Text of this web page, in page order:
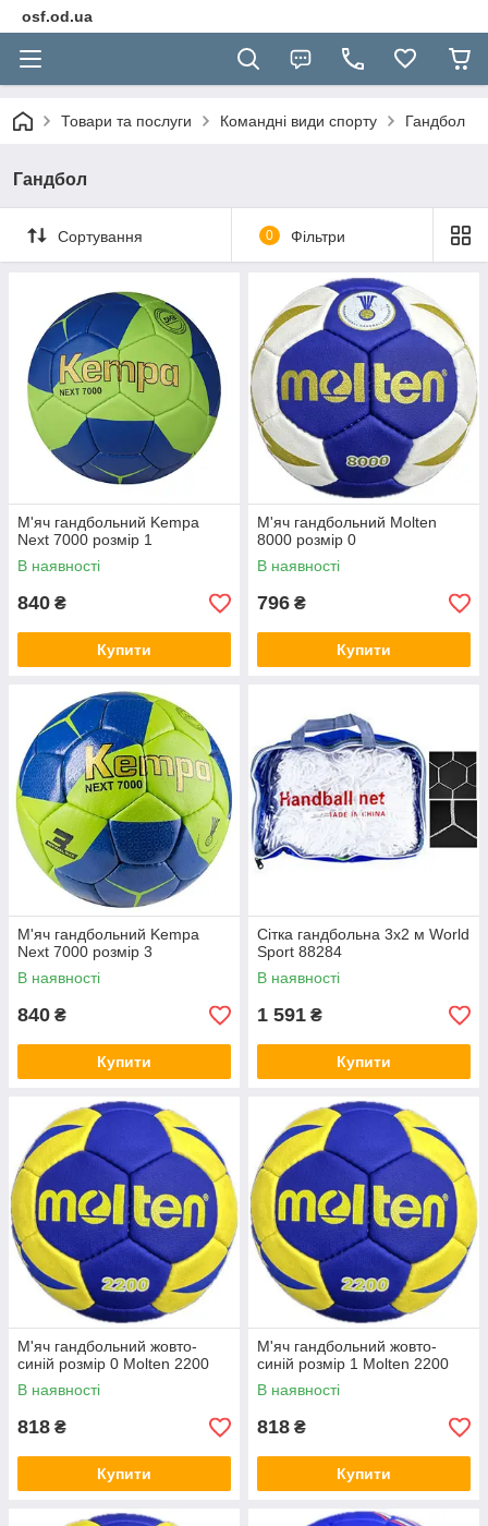
osf.od.ua
Товари та послуги Командні види спорту Гандбол
Гандбол
Сортування 0 Фільтри
М'яч гандбольний Kempa
Next 7000 розмір 1
В наявності
840 ₴
Купити
М'яч гандбольний Molten
8000 розмір 0
В наявності
796 ₴
Купити
М'яч гандбольний Kempa
Next 7000 розмір 3
В наявності
840 ₴
Купити
Сітка гандбольна 3х2 м World
Sport 88284
В наявності
1 591 ₴
Купити
М'яч гандбольний жовто-
синій розмір 0 Molten 2200
В наявності
818 ₴
Купити
М'яч гандбольний жовто-
синій розмір 1 Molten 2200
В наявності
818 ₴
Купити